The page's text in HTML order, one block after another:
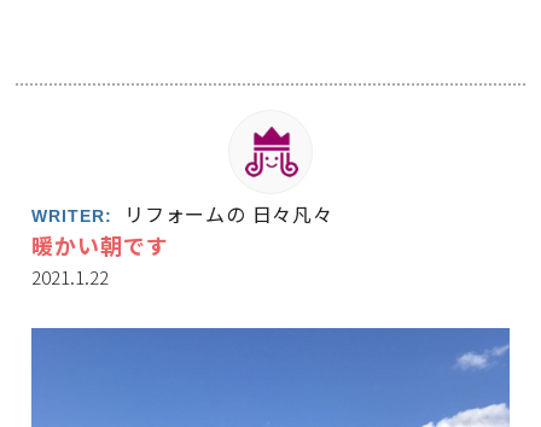
WRITER: リフォームの 日々凡々
暖かい朝です
2021.1.22